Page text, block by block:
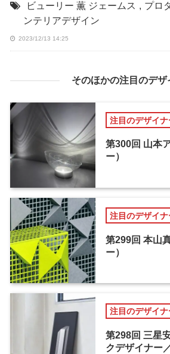
ビューリー 薫 ジェームス , プロ
ンテリアデザイン
2023/12/13 14:25
そのほかの注目のデザ
注目のデザイナ
第300回 山本
ー）
注目のデザイナ
第299回 本山
ー）
注目のデザイナ
第298回 三星
クデザイナー